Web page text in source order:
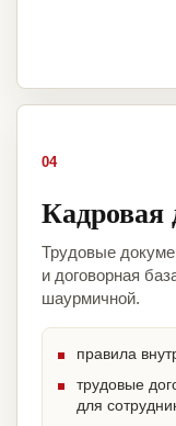
04
Кадровая
Трудовые
и договорная
шаурмичной.
правила
трудовые
для